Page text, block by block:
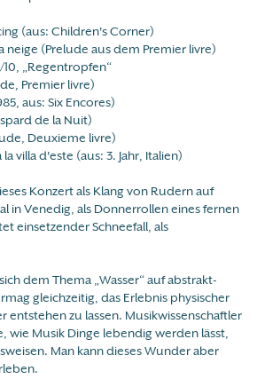
(aus: Children's Corner)
neige (Prelude aus dem Premier livre)
„Regentropfen“
Premier livre)
aus: Six Encores)
de la Nuit)
Deuxieme livre)
villa d'este (aus: 3. Jahr, Italien)
Konzert als Klang von Rudern auf
in Venedig, als Donnerrollen eines fernen
einsetzender Schneefall, als
dem Thema „Wasser“ auf abstrakt-
gleichzeitig, das Erlebnis physischer
entstehen zu lassen. Musikwissenschaftler
wie Musik Dinge lebendig werden lässt,
Man kann dieses Wunder aber